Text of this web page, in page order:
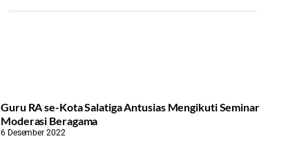
Guru RA se-Kota Salatiga Antusias Mengikuti Seminar
Moderasi Beragama
6 Desember 2022